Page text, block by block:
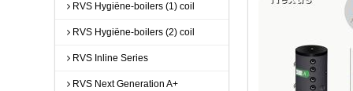
RVS Hygiëne-boilers (1) coil
RVS Hygiëne-boilers (2) coil
RVS Inline Series
RVS Next Generation A+